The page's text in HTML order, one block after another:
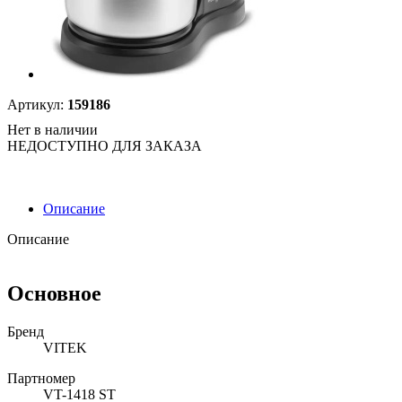
Артикул: 159186
Нет в наличии
НЕДОСТУПНО ДЛЯ ЗАКАЗА
Описание
Описание
Основное
Бренд
VITEK
Партномер
VT-1418 ST